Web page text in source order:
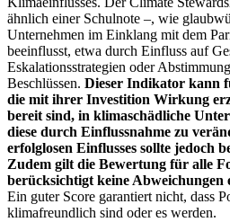
ähnlich einer Schulnote –, wie
Unternehmen im Einklang mit dem
beeinflusst, etwa durch Einfluss auf
Eskalationsstrategien oder
Beschlüssen. Dieser Indikator kann
die mit ihrer Investition Wirkung
bereit sind, in klimaschädliche
diese durch Einflussnahme zu
erfolglosen Einflusses sollte jedoch
Zudem gilt die Bewertung für alle
berücksichtigt keine Abweichungen
Ein guter Score garantiert nicht, dass
klimafreundlich sind oder es werden.